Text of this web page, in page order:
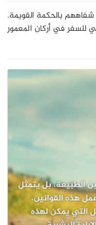
بالحكمة القويمة.
للسفر في أركان المعمور